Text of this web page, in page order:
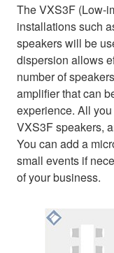
The VXS3F (Low-
installations such
speakers will be
dispersion allows
number of
amplifier that can
experience. All
VXS3F speakers,
You can add a
small events if
of your business.